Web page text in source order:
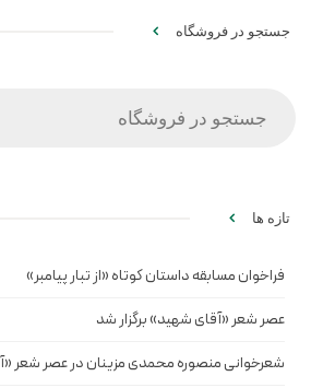
جستجو در فروشگاه
تازه ها
فراخوان مسابقه داستان کوتاه «از تبار پیامبر»
عصر شعر «آقای شهید» برگزار شد
شعرخوانی منصوره محمدی مزینان در عصر شعر